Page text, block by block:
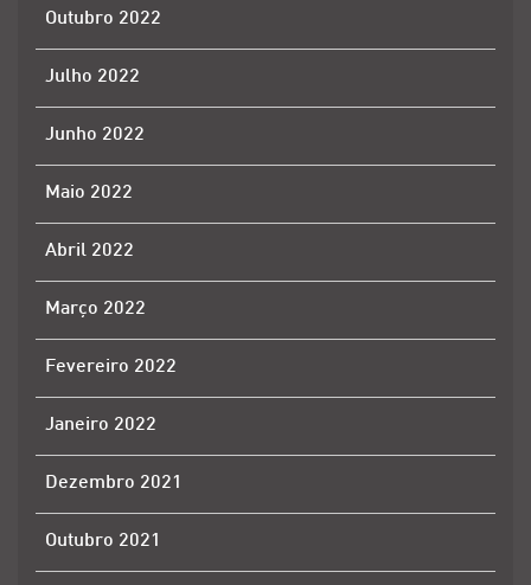
Outubro 2022
Julho 2022
Junho 2022
Maio 2022
Abril 2022
Março 2022
Fevereiro 2022
Janeiro 2022
Dezembro 2021
Outubro 2021